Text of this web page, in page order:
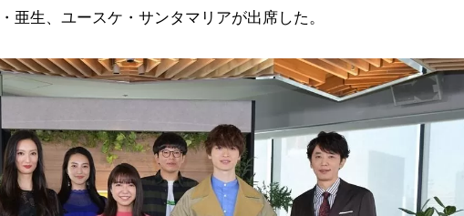
亜生、ユースケ・サンタマリアが出席した。